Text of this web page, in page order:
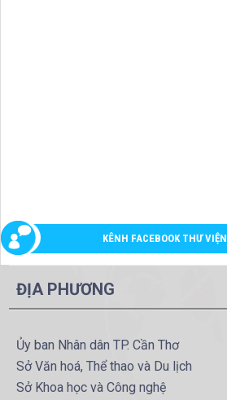
KÊNH FACEBOOK THƯ VIỆN
ĐỊA PHƯƠNG
Ủy ban Nhân dân TP. Cần Thơ
Sở Văn hoá, Thể thao và Du lịch
Sở Khoa học và Công nghệ